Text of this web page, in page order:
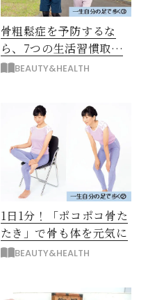
骨粗鬆症を予防するな
ら、7つの生活習慣取り
入れて！
BEAUTY&HEALTH
1日1分！「ポコポコ骨た
たき」で骨も体を元気に
BEAUTY&HEALTH